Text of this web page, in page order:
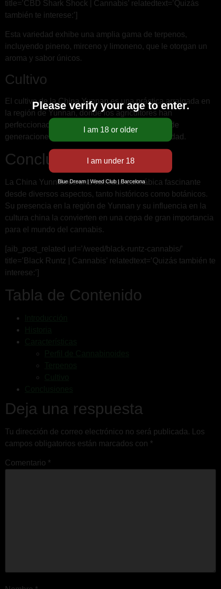
title=’CBD Shark Shock | Cannabis’ relatedtext=’Quizás
también te interese:’]
Esta variedad exhibe una amplia gama de terpenos,
incluyendo pineno, mirceno y limoneno, que le otorgan un
aroma y sabor únicos.
Cultivo
El cultivo de la China Yunnan es una práctica arraigada en
la región de Yunnan, donde los agricultores han
perfeccionado las técnicas de cultivo a lo largo de
generaciones, resultando en cepas de gran calidad.
Conclusiones
La China Yunnan es una variedad cannábica fascinante
desde diversos aspectos, tanto históricos como botánicos.
Su presencia en la región de Yunnan y su influencia en la
cultura china la convierten en una cepa de gran importancia
para el mundo del cannabis.
[aib_post_related url=’/weed/black-runtz-cannabis/’
title=’Black Runtz | Cannabis’ relatedtext=’Quizás también te
interese:’]
Tabla de Contenido
Deja una respuesta
Tu dirección de correo electrónico no será publicada.
Los
campos obligatorios están marcados con *
Comentario *
Please verify your age to enter.
Blue Dream | Weed Club | Barcelona